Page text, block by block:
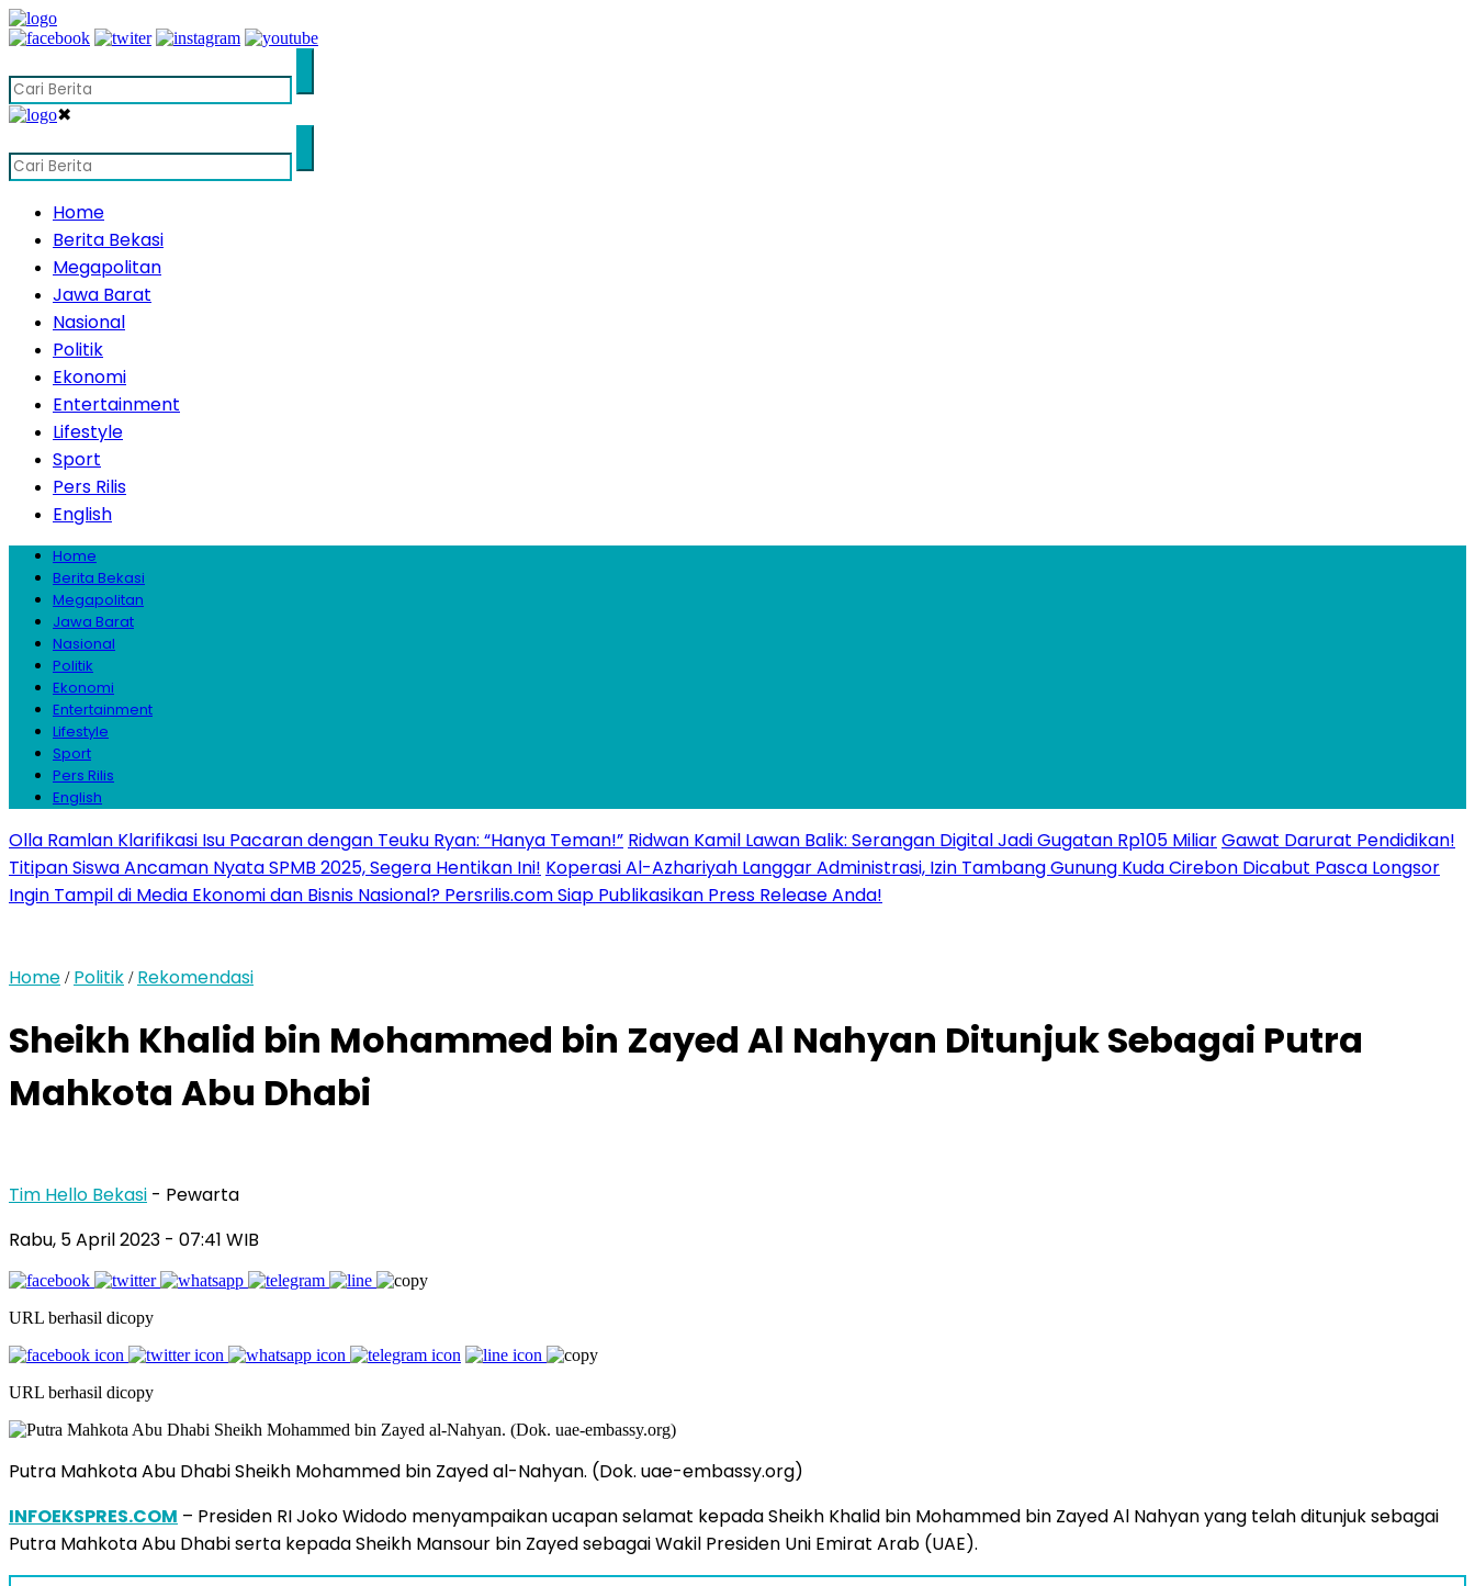
✖
Home
Berita Bekasi
Megapolitan
Jawa Barat
Nasional
Politik
Ekonomi
Entertainment
Lifestyle
Sport
Pers Rilis
English
Home
Berita Bekasi
Megapolitan
Jawa Barat
Nasional
Politik
Ekonomi
Entertainment
Lifestyle
Sport
Pers Rilis
English
Olla Ramlan Klarifikasi Isu Pacaran dengan Teuku Ryan: “Hanya Teman!” Ridwan Kamil Lawan Balik: Serangan Digital Jadi Gugatan Rp105 MiliarGawat Darurat Pendidikan!
Titipan Siswa Ancaman Nyata SPMB 2025, Segera Hentikan Ini! Koperasi Al-Azhariyah Langgar Administrasi, Izin Tambang Gunung Kuda Cirebon Dicabut Pasca Longsor
Ingin Tampil di Media Ekonomi dan Bisnis Nasional? Persrilis.com Siap Publikasikan Press Release Anda!
Home / Politik / Rekomendasi
Sheikh Khalid bin Mohammed bin Zayed Al Nahyan Ditunjuk Sebagai Putra
Mahkota Abu Dhabi
Tim Hello Bekasi - Pewarta
Rabu, 5 April 2023 - 07:41 WIB
URL berhasil dicopy
URL berhasil dicopy
Putra Mahkota Abu Dhabi Sheikh Mohammed bin Zayed al-Nahyan. (Dok. uae-embassy.org)
INFOEKSPRES.COM – Presiden RI Joko Widodo menyampaikan ucapan selamat kepada Sheikh Khalid bin Mohammed bin Zayed Al Nahyan yang telah ditunjuk sebagai
Putra Mahkota Abu Dhabi serta kepada Sheikh Mansour bin Zayed sebagai Wakil Presiden Uni Emirat Arab (UAE).